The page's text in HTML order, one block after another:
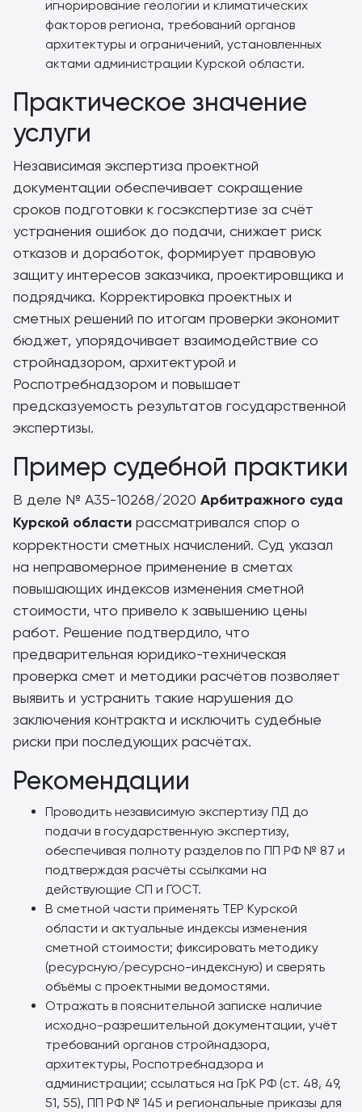
игнорирование геологии и климатических
факторов региона, требований органов
архитектуры и ограничений, установленных
актами администрации Курской области.
Практическое значение
услуги
Независимая экспертиза проектной
документации обеспечивает сокращение
сроков подготовки к госэкспертизе за счёт
устранения ошибок до подачи, снижает риск
отказов и доработок, формирует правовую
защиту интересов заказчика, проектировщика и
подрядчика. Корректировка проектных и
сметных решений по итогам проверки экономит
бюджет, упорядочивает взаимодействие со
стройнадзором, архитектурой и
Роспотребнадзором и повышает
предсказуемость результатов государственной
экспертизы.
Пример судебной практики
В деле № А35-10268/2020 Арбитражного суда
Курской области рассматривался спор о
корректности сметных начислений. Суд указал
на неправомерное применение в сметах
повышающих индексов изменения сметной
стоимости, что привело к завышению цены
работ. Решение подтвердило, что
предварительная юридико-техническая
проверка смет и методики расчётов позволяет
выявить и устранить такие нарушения до
заключения контракта и исключить судебные
риски при последующих расчётах.
Рекомендации
Проводить независимую экспертизу ПД до
подачи в государственную экспертизу,
обеспечивая полноту разделов по ПП РФ № 87 и
подтверждая расчёты ссылками на
действующие СП и ГОСТ.
В сметной части применять ТЕР Курской
области и актуальные индексы изменения
сметной стоимости; фиксировать методику
(ресурсную/ресурсно-индексную) и сверять
объёмы с проектными ведомостями.
Отражать в пояснительной записке наличие
исходно-разрешительной документации, учёт
требований органов стройнадзора,
архитектуры, Роспотребнадзора и
администрации; ссылаться на ГрК РФ (ст. 48, 49,
51, 55), ПП РФ № 145 и региональные приказы для